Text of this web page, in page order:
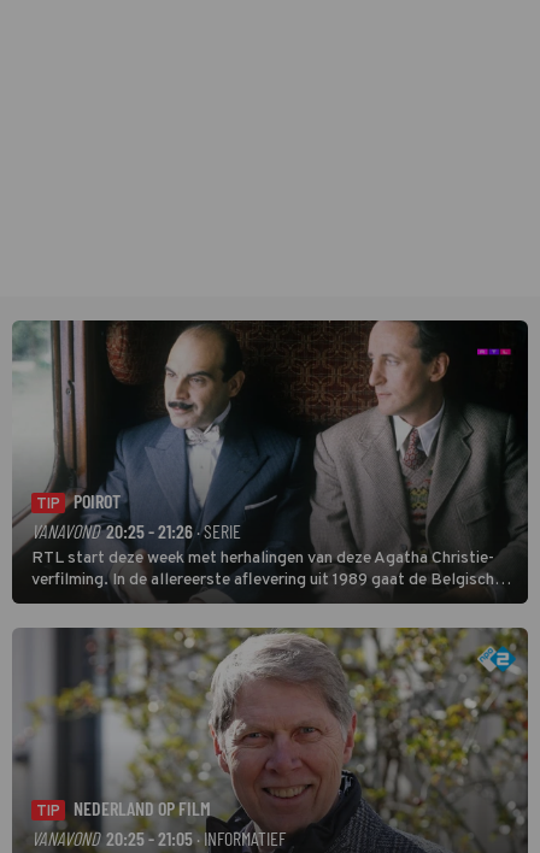
TIP
POIROT
VANAVOND 20:25 - 21:26 · SERIE
RTL start deze week met herhalingen van deze Agatha Christie-
verfilming. In de allereerste aflevering uit 1989 gaat de Belgische
speurder op zoek naar een vermiste kok. Poirot raakt al snel
verwikkeld in een moordzaak. (HH)
TIP
NEDERLAND OP FILM
VANAVOND 20:25 - 21:05· INFORMATIEF